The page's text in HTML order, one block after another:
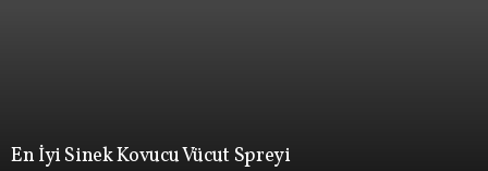
En İyi Sinek Kovucu Vücut Spreyi